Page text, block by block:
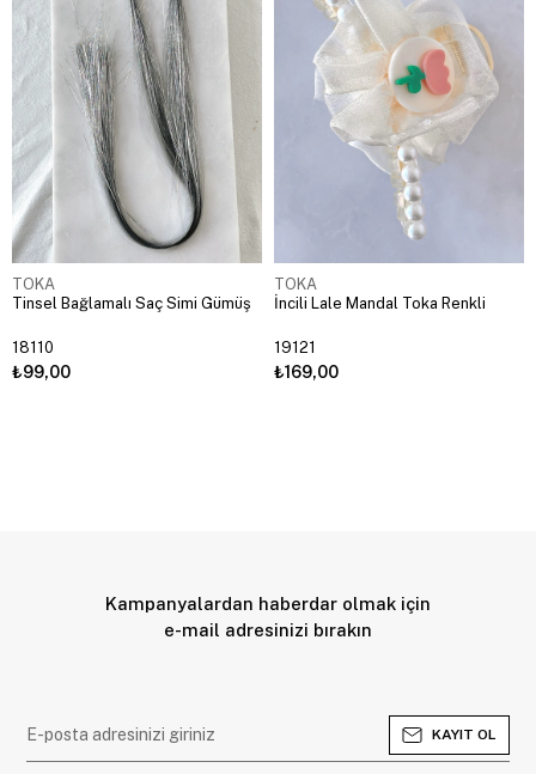
TOKA
Tinsel Bağlamalı Saç Simi Gümüş
18110
₺99,00
TOKA
İncili Lale Mandal Toka Renkli
19121
₺169,00
Kampanyalardan haberdar olmak için
e-mail adresinizi bırakın
KAYIT OL